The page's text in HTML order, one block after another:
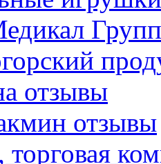
Групп
отзывы
отзывы
торговая